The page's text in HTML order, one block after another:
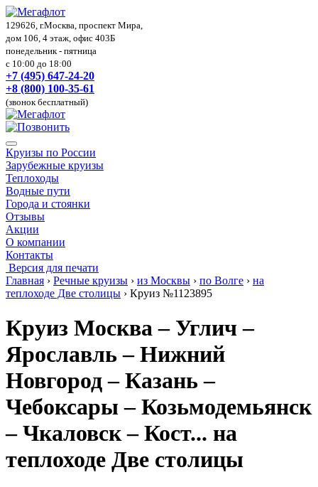
129626, г.Москва, проспект Мира,
дом 106, 4 этаж, офис 403Б
понедельник - пятница
с 10:00 до 18:00
+7 (495) 647-24-20
+8 (800) 100-35-61
(звонок бесплатный)
Круизы по России
Зарубежные круизы
Теплоходы
Водные пути
Города и стоянки
Отзывы
Акции
О компании
Контакты
Версия для печати
Главная › Речные круизы › из Москвы › по Волге › на
теплоходе Две столицы › Круиз №1123895
Круиз Москва – Углич –
Ярославль – Нижний
Новгород – Казань –
Чебоксары – Козьмодемьянск
– Чкаловск – Кост... на
теплоходе Две столицы